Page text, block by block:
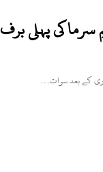
کی پہلی برف
کے بعد سوات…